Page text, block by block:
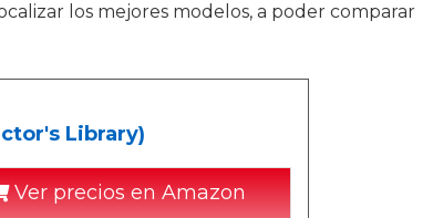
los mejores modelos, a poder comparar
Library)
Ver precios en Amazon